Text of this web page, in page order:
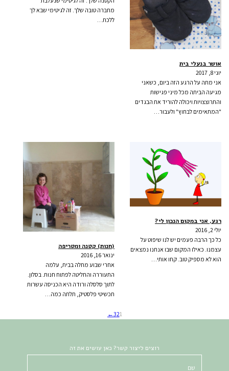
אושר בנעלי בית
יוני 8, 2017
אני מתה על הרגע הזה ביום, כשאני
מגיעה הביתה מכל מיני פגישות
והתרוצצויות ויכולה להוריד את הבגדים
"המתאימים לבחוץ" ולעבור…
מחברה טובה שלך. זה לגיטימי שבא לך
ללכת…
רגע, אני במקום הנכון לי?
יולי 2, 2016
כל כך הרבה פעמים יש לנו שיפוט על
עצמנו. כאילו המקום שבו אנחנו נמצאים
הוא לא מספיק טוב. קחו אותי…
(חנות) קטנה ומטריפה
ינואר 16, 2016
אחרי שבוע מחלה בבית, עלמה
התעוררה והחליטה לפתוח חנות. בסלון.
לתוך סלסלה ורודה היא הכניסה עשרות
תכשיטי פלסטיק, תלתה כמה…
1
2
3
→
רוצים ליצור קשר? כאן עושים את זה